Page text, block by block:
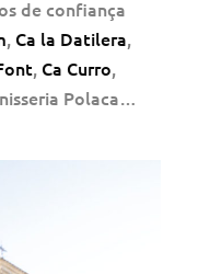
de confiança
, Ca la Datilera,
, Ca Curro,
Polaca…